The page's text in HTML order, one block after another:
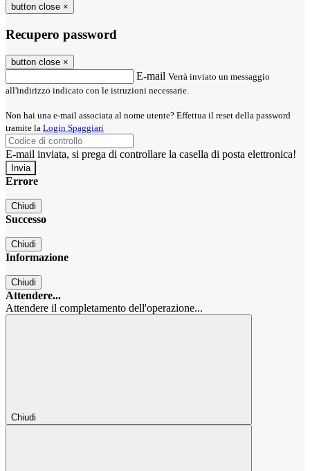
button close ×
Recupero password
button close ×
E-mail Verrà inviato un messaggio
all'indirizzo indicato con le istruzioni necessarie.
Non hai una e-mail associata al nome utente? Effettua il reset della password
tramite la Login Spaggiari
E-mail inviata, si prega di controllare la casella di posta elettronica!
Errore
Chiudi
Successo
Chiudi
Informazione
Chiudi
Attendere...
Attendere il completamento dell'operazione...
Chiudi